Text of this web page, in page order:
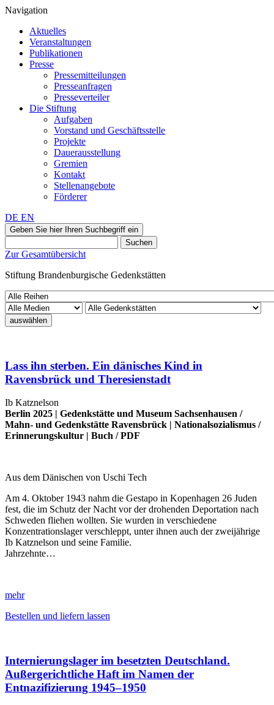
Navigation
Aktuelles
Veranstaltungen
Publikationen
Presse
Pressemitteilungen
Presseanfragen
Presseverteiler
Die Stiftung
Aufgaben
Vorstand und Geschäftsstelle
Projekte
Dauerausstellung
Gremien
Kontakt
Stellenangebote
Förderer
DE EN
Geben Sie hier Ihren Suchbegriff ein
Suchen
Zur Gesamtübersicht
Stiftung Brandenburgische Gedenkstätten
auswählen
Lass ihn sterben. Ein dänisches Kind in
Ravensbrück und Theresienstadt
Ib Katznelson
Berlin 2025 | Gedenkstätte und Museum Sachsenhausen /
Mahn- und Gedenkstätte Ravensbrück | Nationalsozialismus /
Erinnerungskultur | Buch /PDF
Aus dem Dänischen von Uschi Tech
Am 4. Oktober 1943 nahm die Gestapo in Kopenhagen 26 Juden
fest, die im Schutz der Nacht vor der drohenden Deportation nach
Schweden fliehen wollten. Sie wurden in verschiedene
Konzentrationslager verschleppt, unter ihnen auch der zweijährige
Ib Katznelson und seine Familie.
Jahrzehnte…
mehr
Bestellen und liefern lassen
Internierungslager im besetzten Deutschland.
Außergerichtliche Haft im Namen der
Entnazifizierung 1945–1950